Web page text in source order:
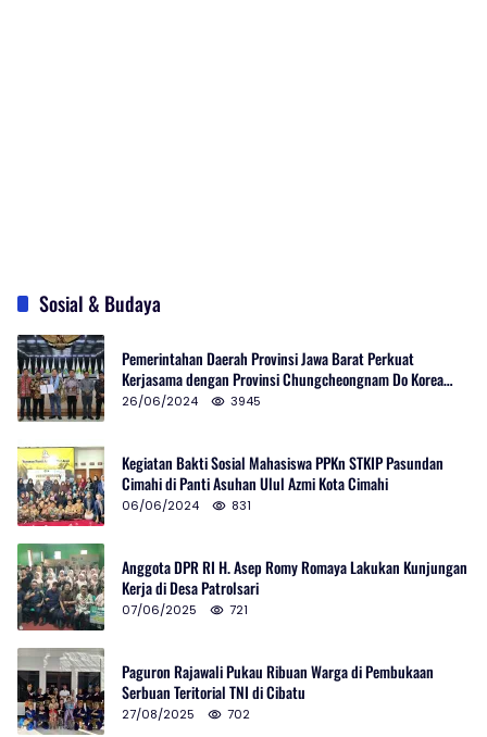
Sosial & Budaya
Pemerintahan Daerah Provinsi Jawa Barat Perkuat
Kerjasama dengan Provinsi Chungcheongnam Do Korea
Selatan
26/06/2024 3945
Kegiatan Bakti Sosial Mahasiswa PPKn STKIP Pasundan
Cimahi di Panti Asuhan Ulul Azmi Kota Cimahi
06/06/2024 831
Anggota DPR RI H. Asep Romy Romaya Lakukan Kunjungan
Kerja di Desa Patrolsari
07/06/2025 721
Paguron Rajawali Pukau Ribuan Warga di Pembukaan
Serbuan Teritorial TNI di Cibatu
27/08/2025 702